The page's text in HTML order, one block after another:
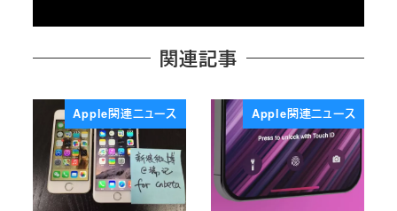
関連記事
Apple関連ニュース Apple関連ニュース